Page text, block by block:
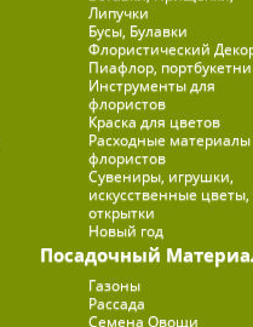
Липучки
Бусы, Булавки
Флористический
Пиафлор,
Инструменты для
флористов
Краска для цветов
Расходные
флористов
Сувениры, игрушки,
искусственные цветы,
открытки
Новый год
Посадочный
Газоны
Рассада
Семена Овощи